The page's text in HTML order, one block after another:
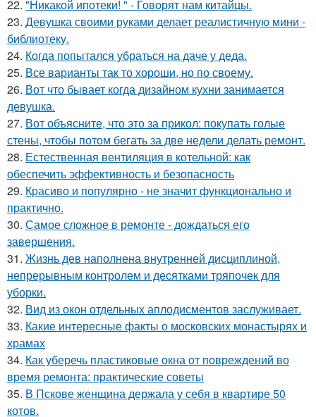
22. "Никакой ипотеки! " - Говорят нам китайцы.
23. Девушка своими руками делает реалистичную мини -
библиотеку.
24. Когда попытался убраться на даче у деда.
25. Все варианты так то хороши, но по своему.
26. Вот что бывает когда дизайном кухни занимается
девушка.
27. Вот объясните, что это за прикол: покупать голые
стены, чтобы потом бегать за две недели делать ремонт.
28. Естественная вентиляция в котельной: как
обеспечить эффективность и безопасность
29. Красиво и популярно - не значит функционально и
практично.
30. Самое сложное в ремонте - дождаться его
завершения.
31. Жизнь дев наполнена внутренней дисциплиной,
непрерывным контролем и десятками тряпочек для
уборки.
32. Вид из окон отдельных аплодисментов заслуживает.
33. Какие интересные факты о московских монастырях и
храмах
34. Как уберечь пластиковые окна от повреждений во
время ремонта: практические советы
35. В Пскове женщина держала у себя в квартире 50
котов.